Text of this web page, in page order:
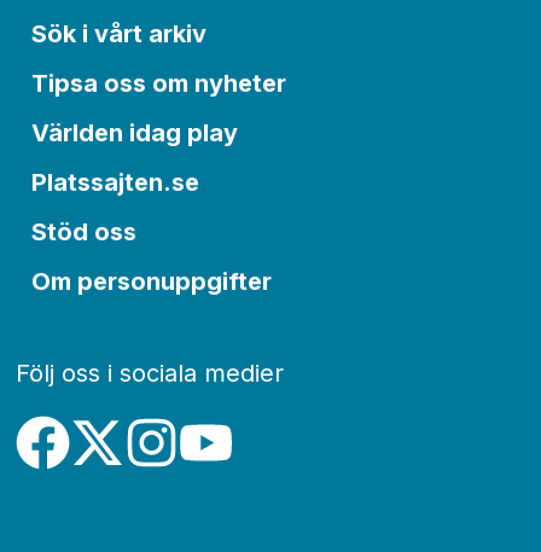
Sök i vårt arkiv
Tipsa oss om nyheter
Världen idag play
Platssajten.se
Stöd oss
Om personuppgifter
Följ oss i sociala medier